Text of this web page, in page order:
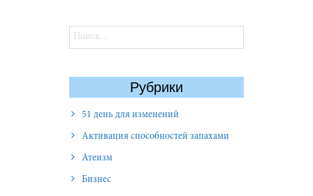
Найти:
Рубрики
51 день для изменений
Активация способностей запахами
Атеизм
Бизнес